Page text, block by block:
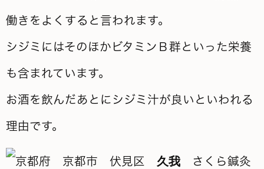
働きをよくすると言われます。
シジミにはそのほかビタミンＢ群といった栄養
も含まれています。
お酒を飲んだあとにシジミ汁が良いといわれる
理由です。